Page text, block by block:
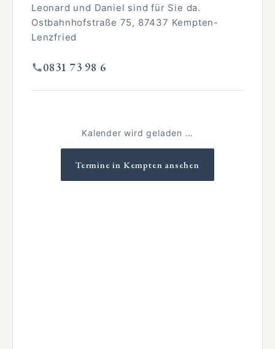
Leonard und Daniel sind für Sie da.
Ostbahnhofstraße 75, 87437 Kempten-
Lenzfried
0831 73 98 6
Kalender wird geladen …
Termine in Kempten ansehen